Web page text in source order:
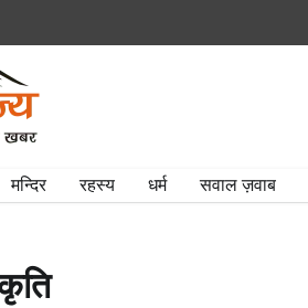
मन्दिर रहस्य धर्म सवाल ज़वाब